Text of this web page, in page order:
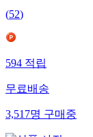
(52)
594 적립
무료배송
3,517명 구매중